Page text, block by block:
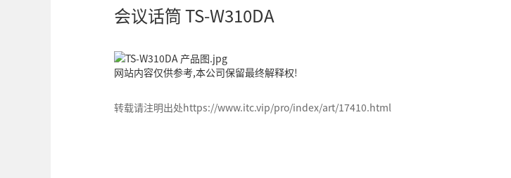
会议话筒 TS-W310DA
网站内容仅供参考,本公司保留最终解释权!
转载请注明出处https://www.itc.vip/pro/index/art/17410.html